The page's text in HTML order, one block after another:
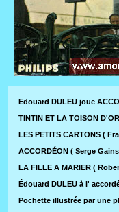
Edouard DULEU joue
TINTIN ET LA TOISON
LES PETITS CARTONS (
ACCORDÉON ( Serge
LA FILLE A MARIER (
Édouard DULEU à l'
Pochette illustrée par une